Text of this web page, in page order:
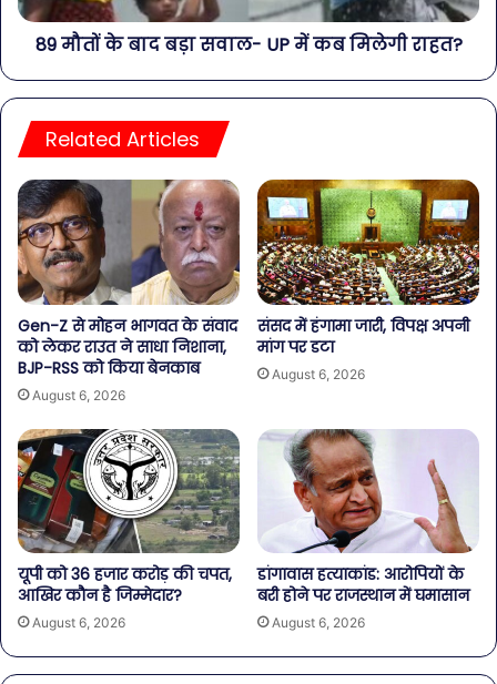
89 मौतों के बाद बड़ा सवाल- UP में कब मिलेगी राहत?
Related Articles
Gen-Z से मोहन भागवत के संवाद
को लेकर राउत ने साधा निशाना,
BJP-RSS को किया बेनकाब
August 6, 2026
संसद में हंगामा जारी, विपक्ष अपनी
मांग पर डटा
August 6, 2026
यूपी को 36 हजार करोड़ की चपत,
आखिर कौन है जिम्मेदार?
August 6, 2026
डांगावास हत्याकांड: आरोपियों के
बरी होने पर राजस्थान में घमासान
August 6, 2026